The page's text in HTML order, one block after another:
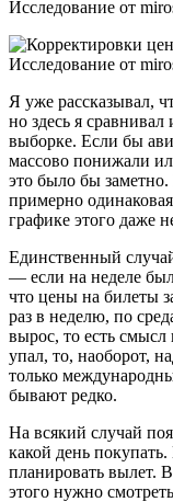
Я уже рассказывал,
но здесь я
выборке. Если бы
массово понижали
это было бы
примерно
графике этого даже
Единственный
— если на неделе
что цены на билеты
раз в неделю, по
вырос, то есть
упал, то, наоборот,
только
бывают редко.
На всякий случай
какой день
планировать вылет.
этого нужно